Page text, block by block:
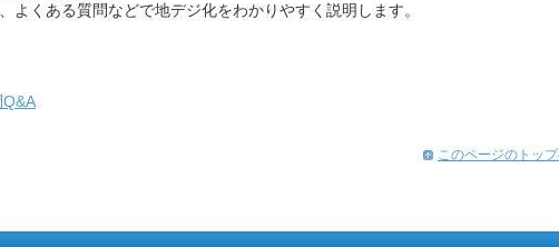
よくある質問などで地デジ化をわかりやすく説明します。
このページのトッ